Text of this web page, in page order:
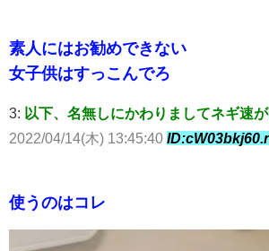
素人にはお勧めできない
女子供はすっこんでろ
3: 以下、名無しにかわりましてネギ速
2022/04/14(木) 13:45:40
使うのはコレ